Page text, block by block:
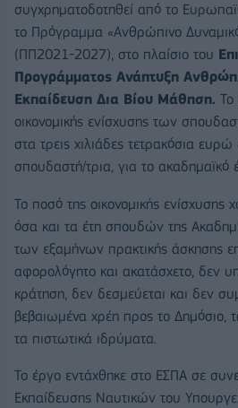
συγχρηματοδοτηθεί από το
το Πρόγραμμα «Ανθρώπινο
(ΠΠ2021-2027), στο πλαίσιο του
Προγράμματος Ανάπτυξη
Εκπαίδευση Δια Βίου Μάθηση. Το
οικονομικής ενίσχυσης των
στα τρεις χιλιάδες τετρακόσια
σπουδαστή/τρια, για το
Το ποσό της οικονομικής ενίσχυσης
όσα και τα έτη σπουδών της
των εξαμήνων πρακτικής άσκησης
αφορολόγητο και ακατάσχετο, δεν
κράτηση, δεν δεσμεύεται και δεν
βεβαιωμένα χρέη προς το Δημόσιο,
τα πιστωτικά ιδρύματα.
Το έργο εντάχθηκε στο ΕΣΠΑ σε
Εκπαίδευσης Ναυτικών του